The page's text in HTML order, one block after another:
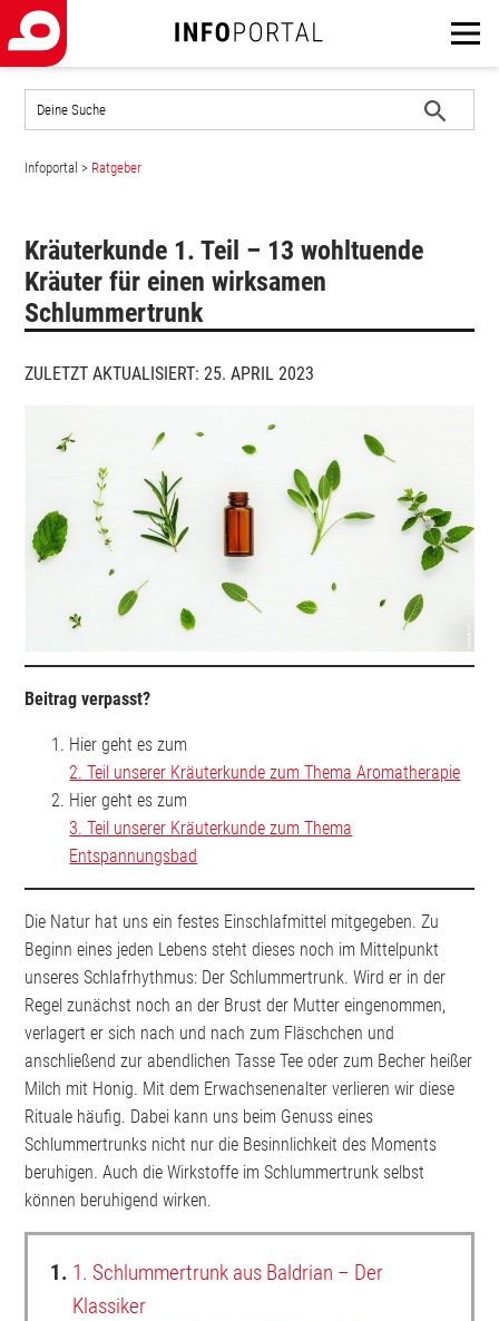
der
suchen
starten
Infoportal > Ratgeber
Kräuterkunde 1. Teil – 13 wohltuende
Kräuter für einen wirksamen
Schlummertrunk
ZULETZT AKTUALISIERT: 25. APRIL 2023
Beitrag verpasst?
Hier geht es zum
2. Teil unserer Kräuterkunde zum Thema Aromatherapie
Hier geht es zum
3. Teil unserer Kräuterkunde zum Thema
Entspannungsbad
Die Natur hat uns ein festes Einschlafmittel mitgegeben. Zu
Beginn eines jeden Lebens steht dieses noch im Mittelpunkt
unseres Schlafrhythmus: Der Schlummertrunk. Wird er in der
Regel zunächst noch an der Brust der Mutter eingenommen,
verlagert er sich nach und nach zum Fläschchen und
anschließend zur abendlichen Tasse Tee oder zum Becher heißer
Milch mit Honig. Mit dem Erwachsenenalter verlieren wir diese
Rituale häufig. Dabei kann uns beim Genuss eines
Schlummertrunks nicht nur die Besinnlichkeit des Moments
beruhigen. Auch die Wirkstoffe im Schlummertrunk selbst
können beruhigend wirken.
1. 1. Schlummertrunk aus Baldrian – Der
Klassiker